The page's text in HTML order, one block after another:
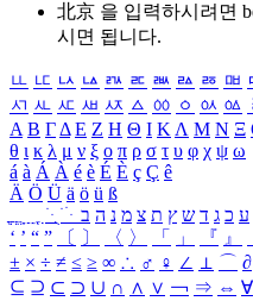
北京 을 입력하시려면
시면 됩니다.
ㅥ ㅦ ㅧ ㅨ ㅩ ㅪ ㅫ ㅬ ㅭ ㅮ
ㅺ ㅻ ㅼ ㅽ ㅾ ㅿ ㆀ ㆁ ㆂ ㆃ
Α Β ΓΔ Ε Ζ Η Θ Ι ΚΛ Μ Ν Ξ
θ ι κ λ μ ν ξ ο π ρ σ τ υ φ χ ψ ω
á à Á À é è É È ç Ç ê
Ä Ö Ü ä ö ü ß
ִֶֹ ֻּ ׁׂ ע כ ג ד ש ץ ת צ מ נ ה ב
‘ ’ “ ” 〔 〕 〈 〉 「 」 『 』
± × ÷ ≠ ≤ ≥ ∞ ∴ ♂ ♀ ∠ ⊥ ⌒ ∂
⊆ ⊇ ⊂ ⊃ ∪ ∩ ∧ ∨ ￢ ⇒ ⇔ ∀